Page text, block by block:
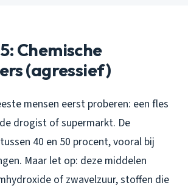
Chemische
(agressief)
mensen eerst proberen: een fles
drogist of supermarkt. De
40 en 50 procent, vooral bij
Maar let op: deze middelen
of zwavelzuur, stoffen die